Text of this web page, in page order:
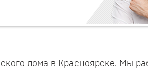
лома в Красноярске. Мы